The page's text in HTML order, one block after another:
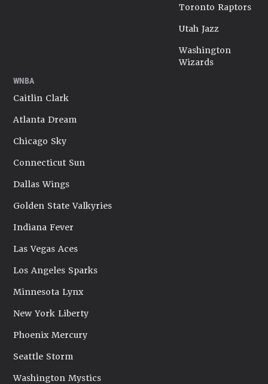
Toronto Raptors
Utah Jazz
Washington
Wizards
WNBA
Caitlin Clark
Atlanta Dream
Chicago Sky
Connecticut Sun
Dallas Wings
Golden State Valkyries
Indiana Fever
Las Vegas Aces
Los Angeles Sparks
Minnesota Lynx
New York Liberty
Phoenix Mercury
Seattle Storm
Washington Mystics